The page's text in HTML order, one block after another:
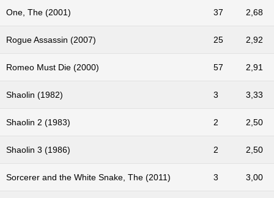
One, The (2001) 37 2,68
Rogue Assassin (2007) 25 2,92
Romeo Must Die (2000) 57 2,91
Shaolin (1982) 3 3,33
Shaolin 2 (1983) 2 2,50
Shaolin 3 (1986) 2 2,50
Sorcerer and the White Snake, The (2011) 3 3,00